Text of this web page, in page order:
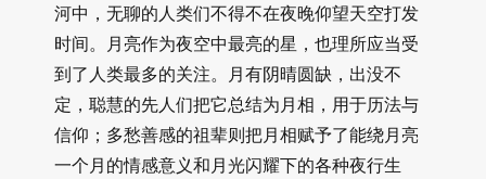
河中，无聊的人类们不得不在夜晚仰望天空打发
时间。月亮作为夜空中最亮的星，也理所应当受
到了人类最多的关注。月有阴晴圆缺，出没不
定，聪慧的先人们把它总结为月相，用于历法与
信仰；多愁善感的祖辈则把月相赋予了能绕月亮
一个月的情感意义和月光闪耀下的各种夜行生